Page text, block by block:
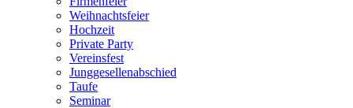
Weihnachtsfeier
Hochzeit
Private Party
Vereinsfest
Junggesellenabschied
Taufe
Seminar